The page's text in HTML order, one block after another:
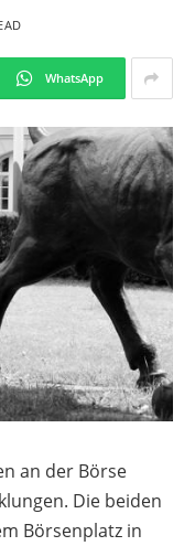
WhatsApp
an der Börse
Die beiden
Börsenplatz in